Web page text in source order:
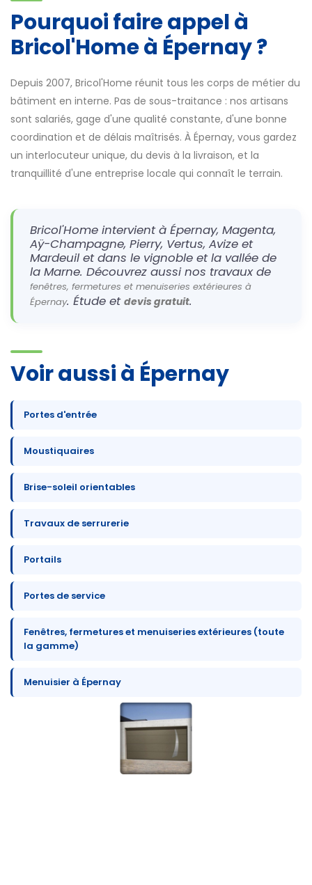
Pourquoi faire appel à
Bricol'Home à Épernay ?
Depuis 2007, Bricol'Home réunit tous les corps de métier du
bâtiment en interne. Pas de sous-traitance : nos artisans
sont salariés, gage d'une qualité constante, d'une bonne
coordination et de délais maîtrisés. À Épernay, vous gardez
un interlocuteur unique, du devis à la livraison, et la
tranquillité d'une entreprise locale qui connaît le terrain.
Bricol'Home intervient à Épernay, Magenta,
Aÿ-Champagne, Pierry, Vertus, Avize et
Mardeuil et dans le vignoble et la vallée de
la Marne. Découvrez aussi nos travaux de
fenêtres, fermetures et menuiseries extérieures à
Épernay. Étude et devis gratuit.
Voir aussi à Épernay
Portes d'entrée
Moustiquaires
Brise-soleil orientables
Travaux de serrurerie
Portails
Portes de service
Fenêtres, fermetures et menuiseries extérieures (toute
la gamme)
Menuisier à Épernay